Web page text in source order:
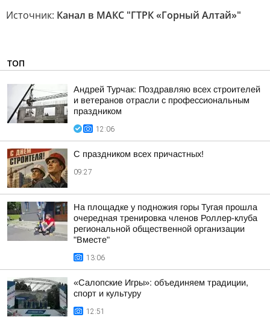
Источник: Канал в МАКС "ГТРК «Горный Алтай»"
ТОП
Андрей Турчак: Поздравляю всех строителей
и ветеранов отрасли с профессиональным
праздником
12:06
С праздником всех причастных!
09:27
На площадке у подножия горы Тугая прошла
очередная тренировка членов Роллер-клуба
региональной общественной организации
"Вместе"
13:06
«Салопские Игры»: объединяем традиции,
спорт и культуру
12:51